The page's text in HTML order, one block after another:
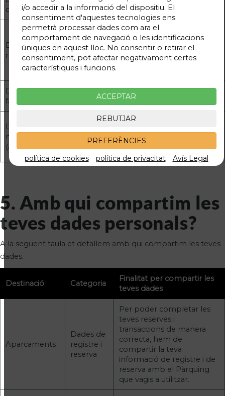
contacte
els teus dubtes i incidències.
Dades de
reserva
Dades necessàries per a poder realitzar la
gestió d'una plaça d'aparcament, permetre
al pàrquing identificar-te, i poder contactar
amb tu en cas que sorgeixi qualsevol
incidència.
Dades de
facturació
factures de les teves transaccions.
Dades de
navegació
(Anònims)
Poder investigar i analitzar el comportament
de tots els nostres usuaris a la web, amb la
finalitat de millorar l'experiència i
desenvolupar noves funcionalitats i serveis.
5. Amb qui compartim les
teves dades personals?
A la següent taula et detallem amb qui compartim les teves
dades.
Destinació Categoria
Finalitat per compartir les
teves dades
Aparcaments
Dades de
registre i
reserva
Per poder completar les
teves reserves i
transaccions de manera
correcta, hem de
compartir la teva
informació de registre i de
reserva amb el Pàrquing
que vagis a utilitzar.
i/o accedir a la informació del dispositiu. El
consentiment d'aquestes tecnologies ens
permetrà processar dades com ara el
comportament de navegació o les identificacions
úniques en aquest lloc. No consentir o retirar el
consentiment, pot afectar negativament certes
característiques i funcions.
ACCEPTAR
REBUTJAR
PREFERÈNCIES
política de cookies
política de privacitat Avís Legal